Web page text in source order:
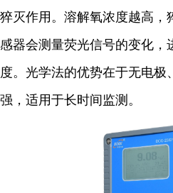
猝灭作用。溶解氧浓度越高，
感器会测量荧光信号的变化，
度。光学法的优势在于无电极
强，适用于长时间监测。